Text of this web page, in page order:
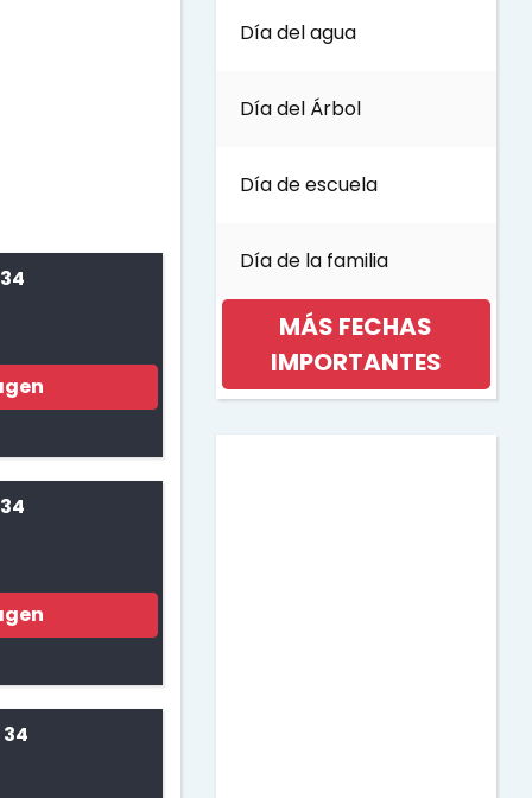
Día del agua
Día del Árbol
Día de escuela
Día de la familia
MÁS FECHAS
IMPORTANTES